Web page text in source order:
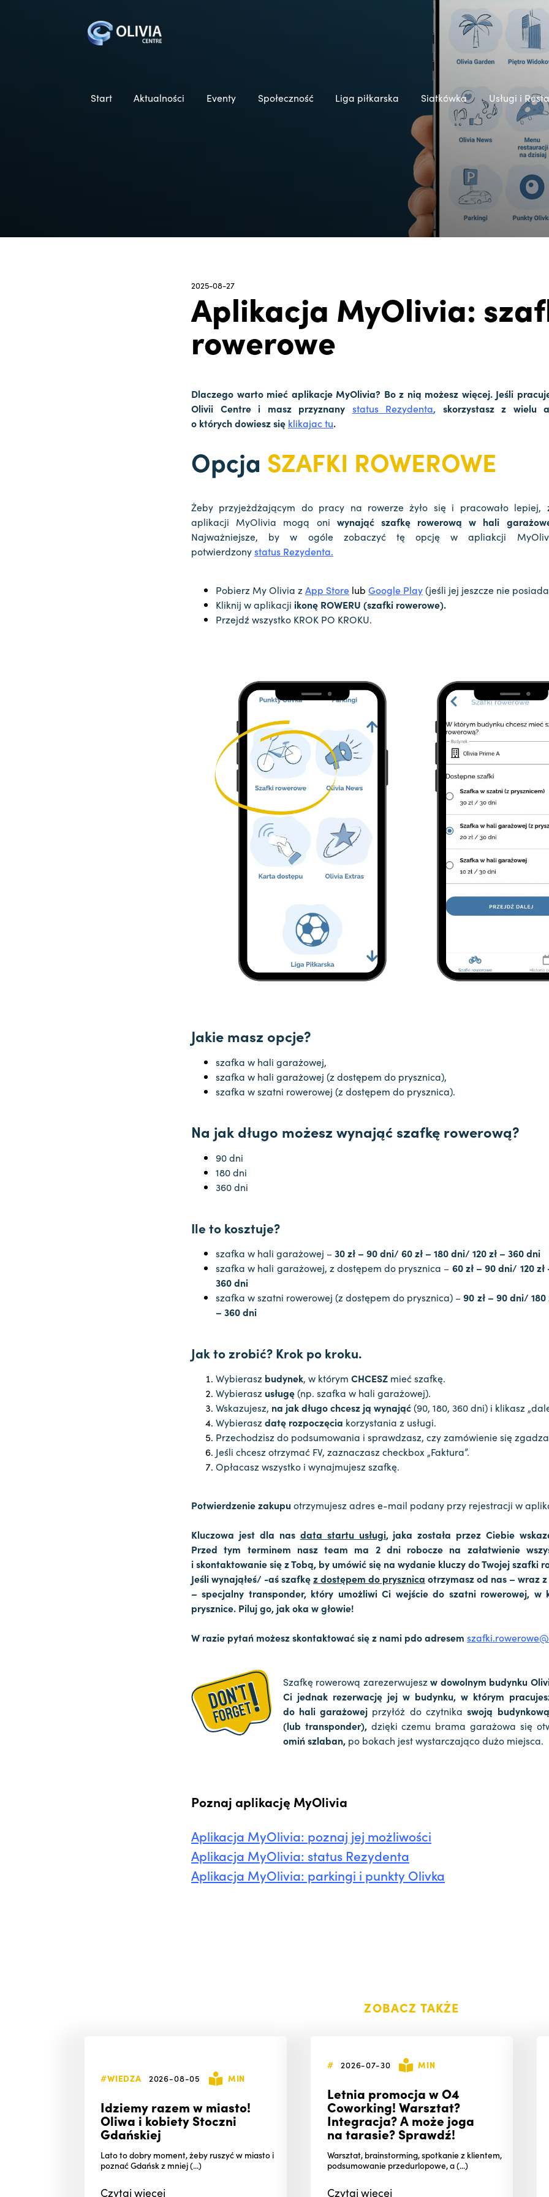
Start Aktualności Eventy Społeczność Liga piłkarska Siatkówka Usługi i
2025-08-27
Aplikacja MyOlivia:
rowerowe
Dlaczego warto mieć aplikacje MyOlivia? Bo z nią możesz więcej. Jeśli
Olivii Centre i masz przyznany status Rezydenta, skorzystasz z wielu
o których dowiesz się klikajac tu.
Opcja SZAFKI ROWEROWE
Żeby przyjeżdżającym do pracy na rowerze żyło się i pracowało lepiej,
aplikacji MyOlivia mogą oni wynająć szafkę rowerową w hali
Najważniejsze, by w ogóle zobaczyć tę opcję w apliakcji
potwierdzonystatus Rezydenta.
Pobierz My Olivia z App Store lub Google Play(jeśli jej jeszcze nie
Kliknij w aplikacji ikonę ROWERU (szafki rowerowe).
Przejdź wszystko KROK PO KROKU.
Jakie masz opcje?
szafka w hali garażowej,
szafka w hali garażowej (z dostępem do prysznica),
szafka w szatni rowerowej (z dostępem do prysznica).
Na jak długo możesz wynająć szafkę rowerową?
90 dni
180 dni
360 dni
Ile to kosztuje?
szafka w hali garażowej –30 zł – 90 dni/ 60 zł – 180 dni/ 120 zł – 360 dni
szafka w hali garażowej, z dostępem do prysznica – 60 zł – 90 dni/ 120
360 dni
szafka w szatni rowerowej (z dostępem do prysznica) –90 zł – 90 dni/ 180
– 360 dni
Jak to zrobić? Krok po kroku.
Wybierasz budynek, w którym CHCESZ mieć szafkę.
Wybierasz usługę(np. szafka w hali garażowej).
Wskazujesz, na jak długo chcesz ją wynająć(90, 180, 360 dni) i klikasz
Wybierasz datę rozpoczęcia korzystania z usługi.
Przechodzisz do podsumowania i sprawdzasz, czy zamówienie się
Jeśli chcesz otrzymać FV, zaznaczasz checkbox „Faktura”.
Opłacasz wszystko i wynajmujesz szafkę.
Potwierdzenie zakupuotrzymujesz adres e-mail podany przy rejestracji w
Kluczowa jest dla nas data startu usługi, jaka została przez Ciebie
Przed tym terminem nasz team ma 2 dni robocze na załatwienie
i skontaktowanie się z Tobą, by umówić się na wydanie kluczy do Twojej szafki
Jeśli wynająłeś/ -aś szafkęz dostępem do prysznica otrzymasz od nas – wraz
– specjalny transponder, który umożliwi Ci wejście do szatni rowerowej, w
prysznice. Piluj go, jak oka w głowie!
W razie pytań możesz skontaktować się z nami pdo adresem
Szafkę rowerową zarezerwujeszw dowolnym budynku
Ci jednak rezerwację jej w budynku, w którym
do hali garażowej przyłóż do czytnikaswoją
(lub transponder),dzięki czemu brama garażowa się
omiń szlaban,po bokach jest wystarczająco dużo miejsca.
Poznaj aplikację MyOlivia
Aplikacja MyOlivia: poznaj jej możliwości
Aplikacja MyOlivia: status Rezydenta
Aplikacja MyOlivia: parkingi i punkty Olivka
ZOBACZ TAKŻE
#WIEDZA 2026-08-05 MIN
Idziemy razem w miasto!
Oliwa i kobiety Stoczni
Gdańskiej
Lato to dobry moment, żeby ruszyć w miasto i
poznać Gdańsk z mniej (...)
Czytajwięcej
# 2026-07-30 MIN
Letnia promocja w O4
Coworking! Warsztat?
Integracja? A może joga
na tarasie? Sprawdź!
Warsztat, brainstorming, spotkanie z klientem,
podsumowanie przedurlopowe, a (...)
Czytajwięcej